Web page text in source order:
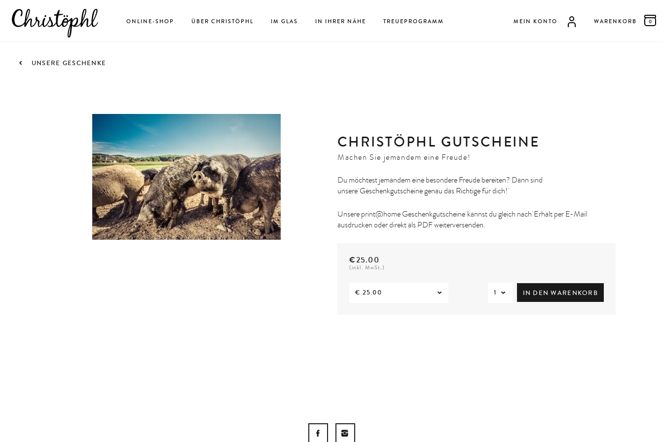
ONLINE-SHOP ÜBER CHRISTÖPHL IM GLAS IN IHRER NÄHE TREUEPROGRAMM MEIN KONTO WARENKORB 0
5 UNSERE GESCHENKE
CHRISTÖPHL GUTSCHEINE
Machen Sie jemandem eine Freude!
Du möchtest jemandem eine besondere Freude bereiten? Dann sind
unsere Geschenkgutscheine genau das Richtige für dich!
Unsere print@home Geschenkgutscheine kannst du gleich nach Erhalt per E-Mail
ausdrucken oder direkt als PDF weiterversenden.
€25.00
(inkl. MwSt.)
€ 25.00 8 1 8 IN DEN WARENKORB
F I